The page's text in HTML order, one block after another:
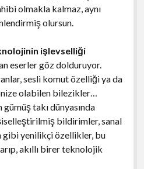
olmakla kalmaz, aynı
olursun.
işlevselliği
eserler göz dolduruyor.
sesli komut özelliği ya da
olabilen bilezikler…
takı dünyasında
bildirimler, sanal
gibi yenilikçi özellikler, bu
akıllı birer teknolojik